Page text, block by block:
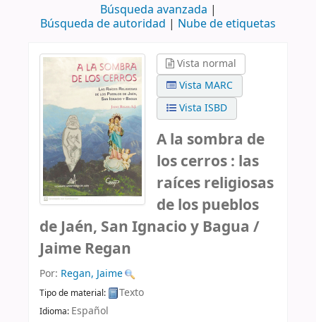
Búsqueda avanzada
Búsqueda de autoridad
Nube de etiquetas
Vista normal
Vista MARC
Vista ISBD
A la sombra de
los cerros : las
raíces religiosas
de los pueblos
de Jaén, San Ignacio y Bagua /
Jaime Regan
Por: Regan, Jaime
Tipo de material: Texto
Idioma: Español